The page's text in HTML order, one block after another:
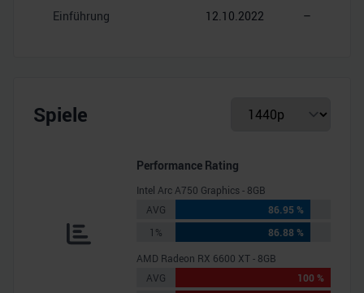
Einführung 12.10.2022 –
Spiele
Performance Rating
Intel Arc A750 Graphics - 8GB
AVG
86.95 %
1%
86.88 %
AMD Radeon RX 6600 XT - 8GB
AVG
100 %